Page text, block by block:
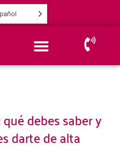
debes saber y
darte de alta